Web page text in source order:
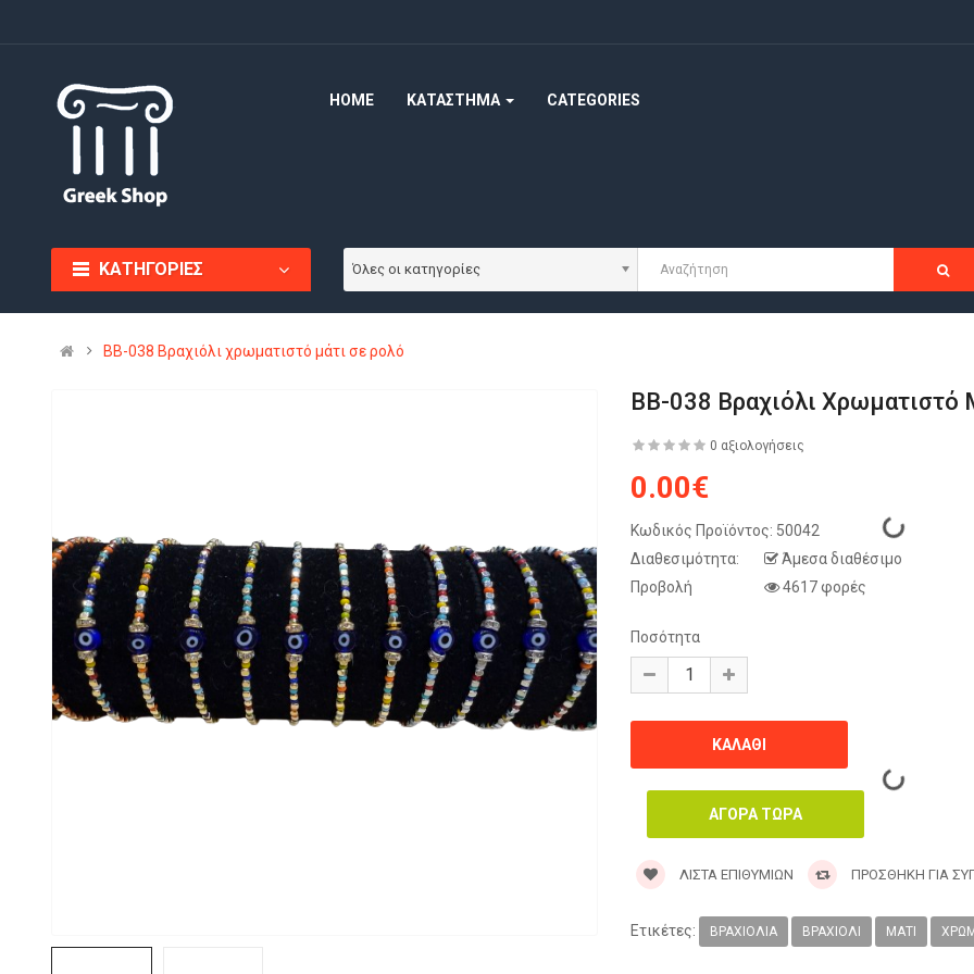
HOME ΚΑΤΑΣΤΗΜΑ CATEGORIES
ΚΑΤΗΓΟΡΙΕΣ Όλες οι κατηγορίες
BB-038 Βραχιόλι χρωματιστό μάτι σε ρολό
BB-038 Βραχιόλι Χρωματιστό
0 αξιολογήσεις
0.00€
Κωδικός Προϊόντος: 50042
Διαθεσιμότητα:
Άμεσα διαθέσιμο
Προβολή
4617 φορές
Ποσότητα
ΛΊΣΤΑ ΕΠΙΘΥΜΙΏΝ ΠΡΟΣΘΉΚΗ ΓΙΑ
Ετικέτες: ΒΡΑΧΙΌΛΙΑ ΒΡΑΧΙΌΛΙ ΜΆΤΙ